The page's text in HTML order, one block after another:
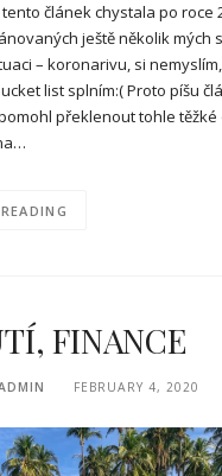
článek chystala po roce
ještě několik mých
– koronarivu, si
list splním:( Proto píšu
překlenout tohle těžké
FINANCE
FEBRUARY 4, 2020